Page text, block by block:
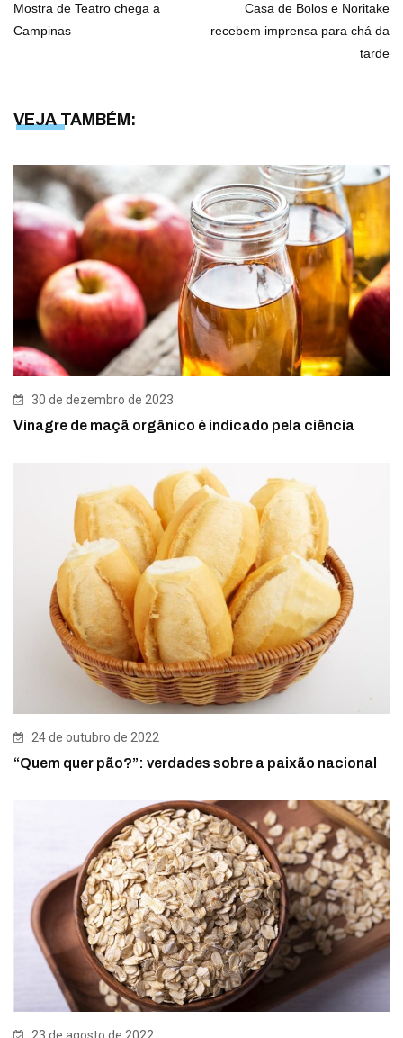
Mostra de Teatro chega a
Campinas
Casa de Bolos e Noritake
recebem imprensa para chá da
tarde
VEJA TAMBÉM:
30 de dezembro de 2023
Vinagre de maçã orgânico é indicado pela ciência
24 de outubro de 2022
“Quem quer pão?”: verdades sobre a paixão nacional
23 de agosto de 2022